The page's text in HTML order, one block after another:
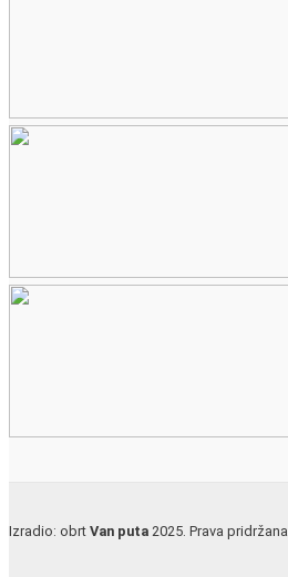
Izradio: obrt Van puta 2025. Prava pridržana.